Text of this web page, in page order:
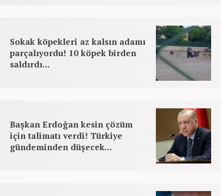
Sokak köpekleri az kalsın adamı
parçalıyordu! 10 köpek birden
saldırdı...
Başkan Erdoğan kesin çözüm
için talimatı verdi! Türkiye
gündeminden düşecek...